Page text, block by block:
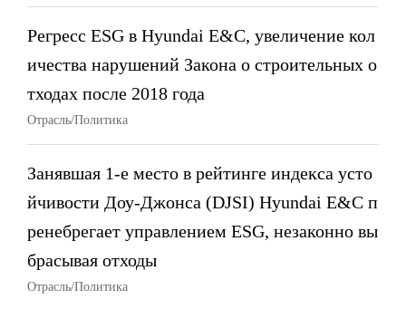
Регресс ESG в Hyundai E&C, увеличение кол
ичества нарушений Закона о строительных о
тходах после 2018 года
Отрасль/Политика
Занявшая 1-е место в рейтинге индекса усто
йчивости Доу-Джонса (DJSI) Hyundai E&C п
ренебрегает управлением ESG, незаконно вы
брасывая отходы
Отрасль/Политика